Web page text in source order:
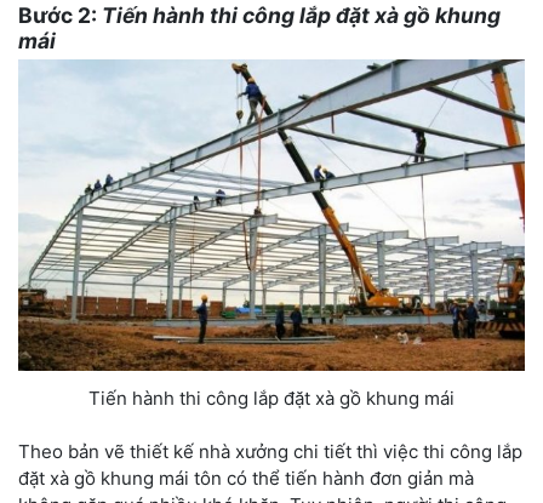
Bước 2: Tiến hành thi công lắp đặt xà gồ khung
mái
Tiến hành thi công lắp đặt xà gồ khung mái
Theo bản vẽ thiết kế nhà xưởng chi tiết thì việc thi công lắp
đặt xà gồ khung mái tôn có thể tiến hành đơn giản mà